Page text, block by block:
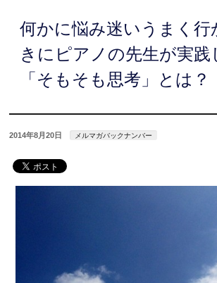
何かに悩み迷いうまく行
きにピアノの先生が実践
「そもそも思考」とは？
2014年8月20日 メルマガバックナンバー